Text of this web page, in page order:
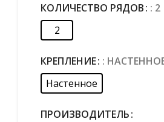
КОЛИЧЕСТВО РЯДОВ : 2
2
КРЕПЛЕНИЕ :
Настенное
ПРОИЗВОДИТЕЛЬ